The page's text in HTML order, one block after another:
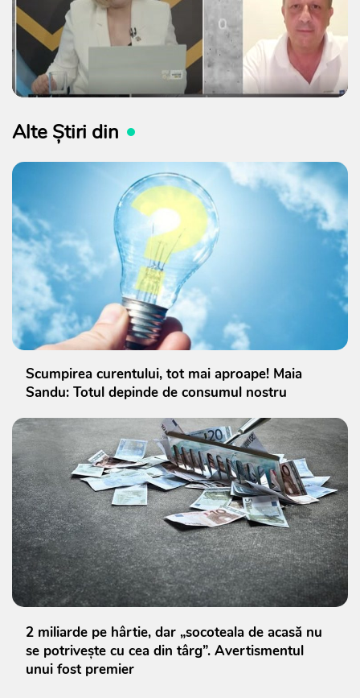
Alte Știri din
Scumpirea curentului, tot mai aproape! Maia
Sandu: Totul depinde de consumul nostru
2 miliarde pe hârtie, dar „socoteala de acasă nu
se potrivește cu cea din târg”. Avertismentul
unui fost premier